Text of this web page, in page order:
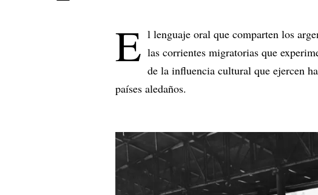
E l lenguaje oral que comparten los
las corrientes migratorias que
de la influencia cultural que ejercen
países aledaños.